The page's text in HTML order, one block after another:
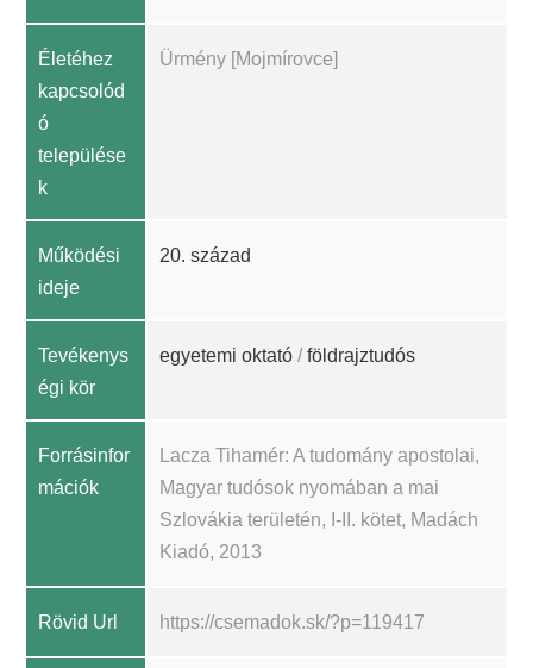
Életéhez
kapcsolód
ó
települése
k
Ürmény [Mojmírovce]
Működési
ideje
20. század
Tevékenys
égi kör
egyetemi oktató /földrajztudós
Forrásinfor
mációk
Lacza Tihamér: A tudomány apostolai,
Magyar tudósok nyomában a mai
Szlovákia területén, I-II. kötet, Madách
Kiadó, 2013
Rövid Url https://csemadok.sk/?p=119417